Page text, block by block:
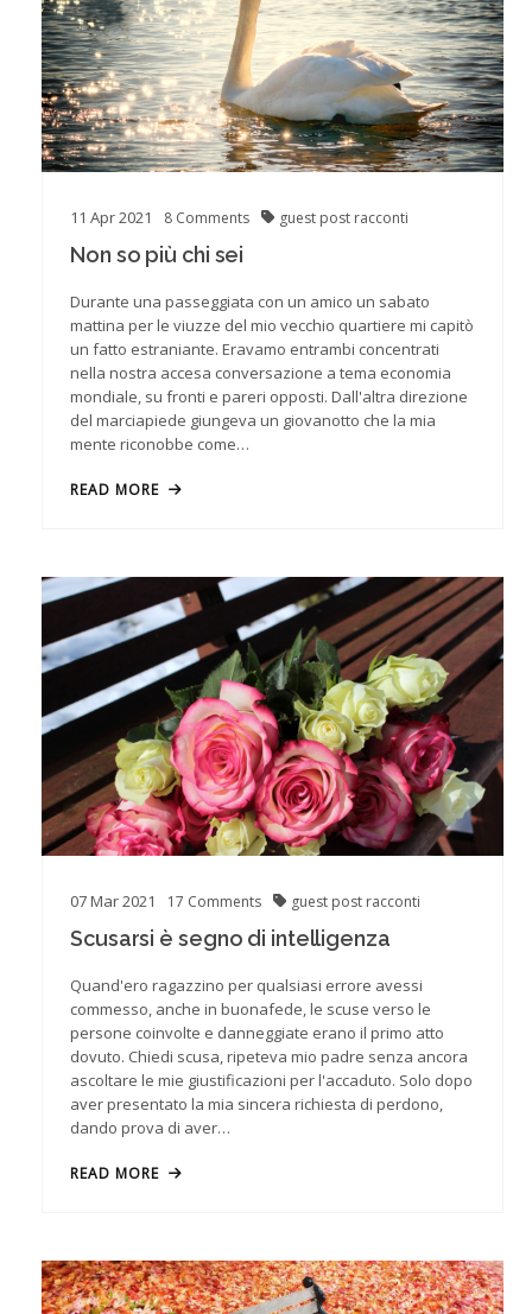
11 Apr2021 8 Comments guest post racconti
Non so più chi sei
Durante una passeggiata con un amico un sabato
mattina per le viuzze del mio vecchio quartiere mi capitò
un fatto estraniante. Eravamo entrambi concentrati
nella nostra accesa conversazione a tema economia
mondiale, su fronti e pareri opposti. Dall'altra direzione
del marciapiede giungeva un giovanotto che la mia
mente riconobbe come…
READ MORE
07Mar2021 17 Comments guest post racconti
Scusarsi è segno di intelligenza
Quand'ero ragazzino per qualsiasi errore avessi
commesso, anche in buonafede, le scuse verso le
persone coinvolte e danneggiate erano il primo atto
dovuto. Chiedi scusa, ripeteva mio padre senza ancora
ascoltare le mie giustificazioni per l'accaduto. Solo dopo
aver presentato la mia sincera richiesta di perdono,
dando prova di aver…
READ MORE